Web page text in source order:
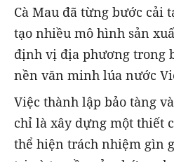
Cà Mau đã từng bước cải
tạo nhiều mô hình sản
định vị địa phương trong
nền văn minh lúa nước
Việc thành lập bảo tàng
chỉ là xây dựng một thiết
thể hiện trách nhiệm gìn